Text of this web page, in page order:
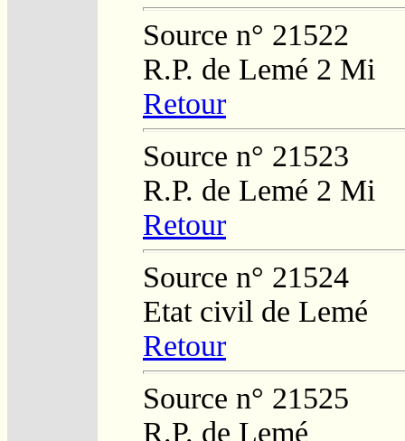
Source n° 21522
R.P. de Lemé 2 Mi
Retour
Source n° 21523
R.P. de Lemé 2 Mi
Retour
Source n° 21524
Etat civil de Lemé
Retour
Source n° 21525
R.P. de Lemé